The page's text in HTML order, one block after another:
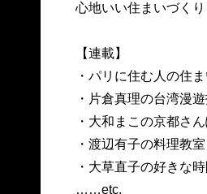
心地いい住まいづく
【連載】
・パリに住む人の住
・片倉真理の台湾漫
・大和まこの京都さ
・渡辺有子の料理教
・大草直子の好きな
……etc.